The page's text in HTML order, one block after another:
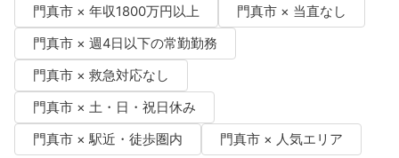
門真市 × 年収1800万円以上
門真市 × 当直なし
門真市 × 週4日以下の常勤勤務
門真市 × 救急対応なし
門真市 × 土・日・祝日休み
門真市 × 駅近・徒歩圏内
門真市 × 人気エリア